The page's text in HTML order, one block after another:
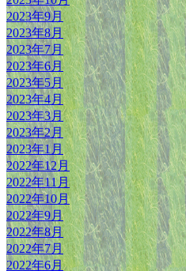
2023年9月
2023年8月
2023年7月
2023年6月
2023年5月
2023年4月
2023年3月
2023年2月
2023年1月
2022年12月
2022年11月
2022年10月
2022年9月
2022年8月
2022年7月
2022年6月